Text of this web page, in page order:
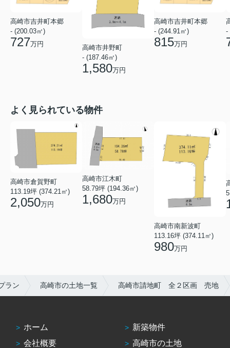
高崎市吉井町本郷
- (200.03㎡)
727万円
高崎市井野町
- (187.46㎡)
1,580万円
高崎市吉井町本郷
- (244.91㎡)
815万円
-
よく見られている物件
高崎市倉賀野町
113.19坪 (374.21㎡)
2,050万円
高崎市江木町
58.79坪 (194.36㎡)
1,680万円
高崎市南新波町
113.16坪 (374.11㎡)
980万円
ラン 高崎市の土地一覧 高崎市請地町 全２区画 売地
ホーム
会社概要
新築物件
高崎市の土地